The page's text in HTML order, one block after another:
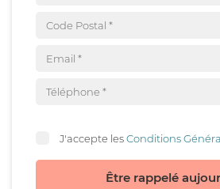
J'accepte lesConditions
Être rappelé